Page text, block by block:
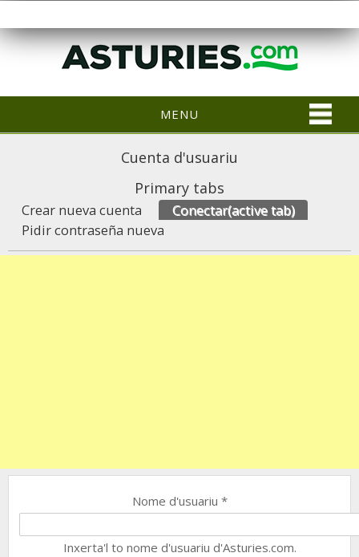
MENU
Cuenta d'usuariu
Primary tabs
Crear nueva cuenta Conectar(active tab)
Pidir contraseña nueva
Nome d'usuariu *
Inxerta'l to nome d'usuariu d'Asturies.com.